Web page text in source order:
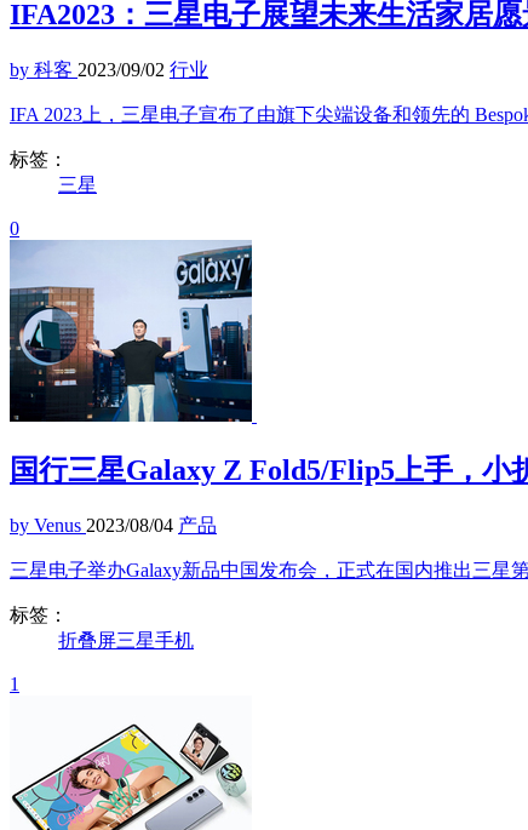
IFA2023：三星电子展望未来生活家居愿
by 科客 2023/09/02 行业
IFA 2023上，三星电子宣布了由旗下尖端设备和领先的
标签：
三星
0
国行三星Galaxy Z Fold5/Flip5上手，小
by Venus 2023/08/04 产品
三星电子举办Galaxy新品中国发布会，正式在国内推出三星
标签：
折叠屏三星手机
1